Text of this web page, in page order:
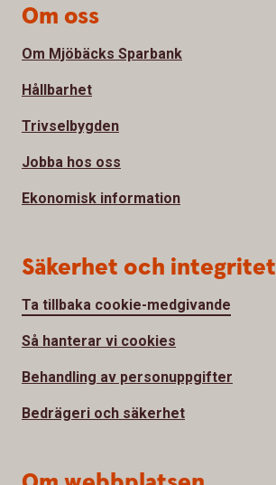
Om oss
Om Mjöbäcks Sparbank
Hållbarhet
Trivselbygden
Jobba hos oss
Ekonomisk information
Säkerhet och integritet
Ta tillbaka cookie-medgivande
Så hanterar vi cookies
Behandling av personuppgifter
Bedrägeri och säkerhet